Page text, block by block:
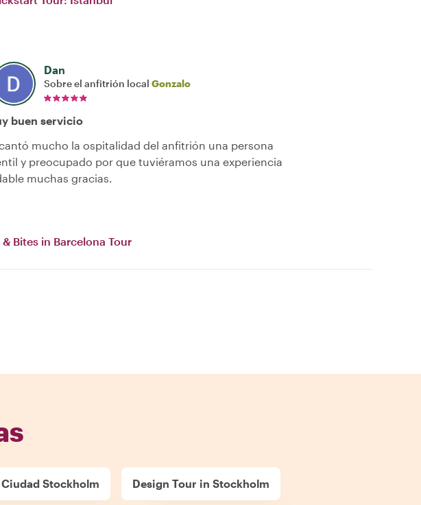
Dan
Sobre el anfitrión local Gonzalo
buen servicio
mucho la ospitalidad del anfitrión una persona
y preocupado por que tuviéramos una experiencia
muchas gracias.
& Bites in Barcelona Tour
Ciudad Stockholm Design Tour in Stockholm